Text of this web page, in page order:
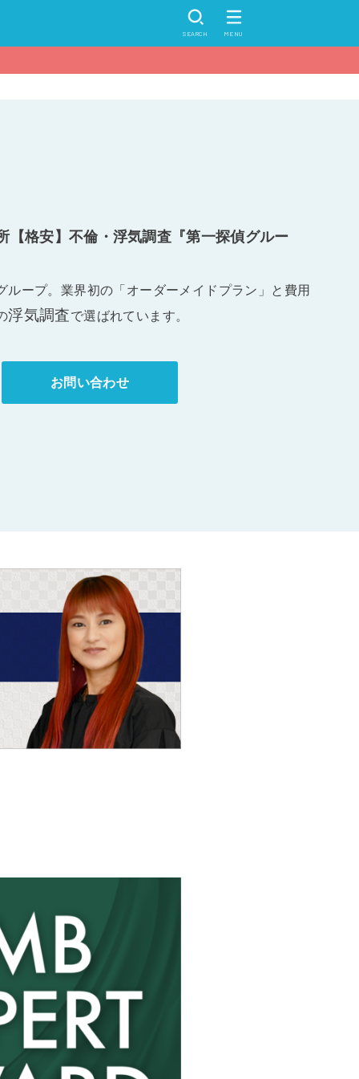
SEARCH MENU
【格安】不倫・浮気調査『第一探偵グルー
ループ。業界初の「オーダーメイドプラン」と費用
浮気調査で選ばれています。
お問い合わせ